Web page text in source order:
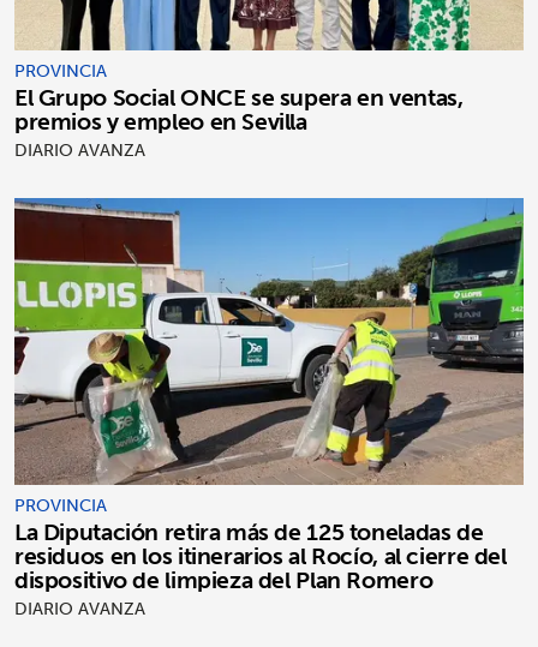
PROVINCIA
El Grupo Social ONCE se supera en ventas,
premios y empleo en Sevilla
DIARIO AVANZA
PROVINCIA
La Diputación retira más de 125 toneladas de
residuos en los itinerarios al Rocío, al cierre del
dispositivo de limpieza del Plan Romero
DIARIO AVANZA